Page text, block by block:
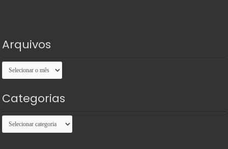
Arquivos
Arquivos
Categorias
Categorias